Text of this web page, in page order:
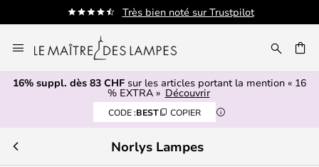
Très bien noté sur Trustpilot
au
contenu
16% suppl. dès 83 CHF sur les articles portant la mention « 16
% EXTRA » Découvrir
CODE :BEST COPIER
Norlys Lampes